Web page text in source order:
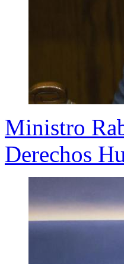
Ministro
Derechos